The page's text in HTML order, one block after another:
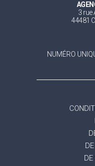
3 rue
44481
NUMÉRO